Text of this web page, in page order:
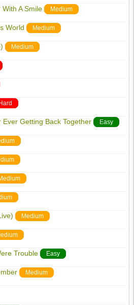
A Smile Medium
World Medium
Medium
Hard
Ever Getting Back Together Easy
Medium
Trouble Easy
Medium